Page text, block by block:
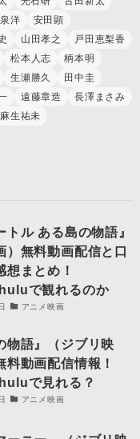
洋
安田顕
山田孝之
戸田恵梨香
松本人志
柄本明
生瀬勝久
田中圭
遠藤章造
長澤まさみ
麻生祐未
トル ある島の物語』
）無料動画配信と口
想まとめ！
で観れるのか
アニメ映画
物語』（ジブリ映
料動画配信情報！
で見れる？
アニメ映画